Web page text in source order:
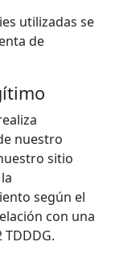
utilizadas se
de
nuestro
sitio
según el
con una